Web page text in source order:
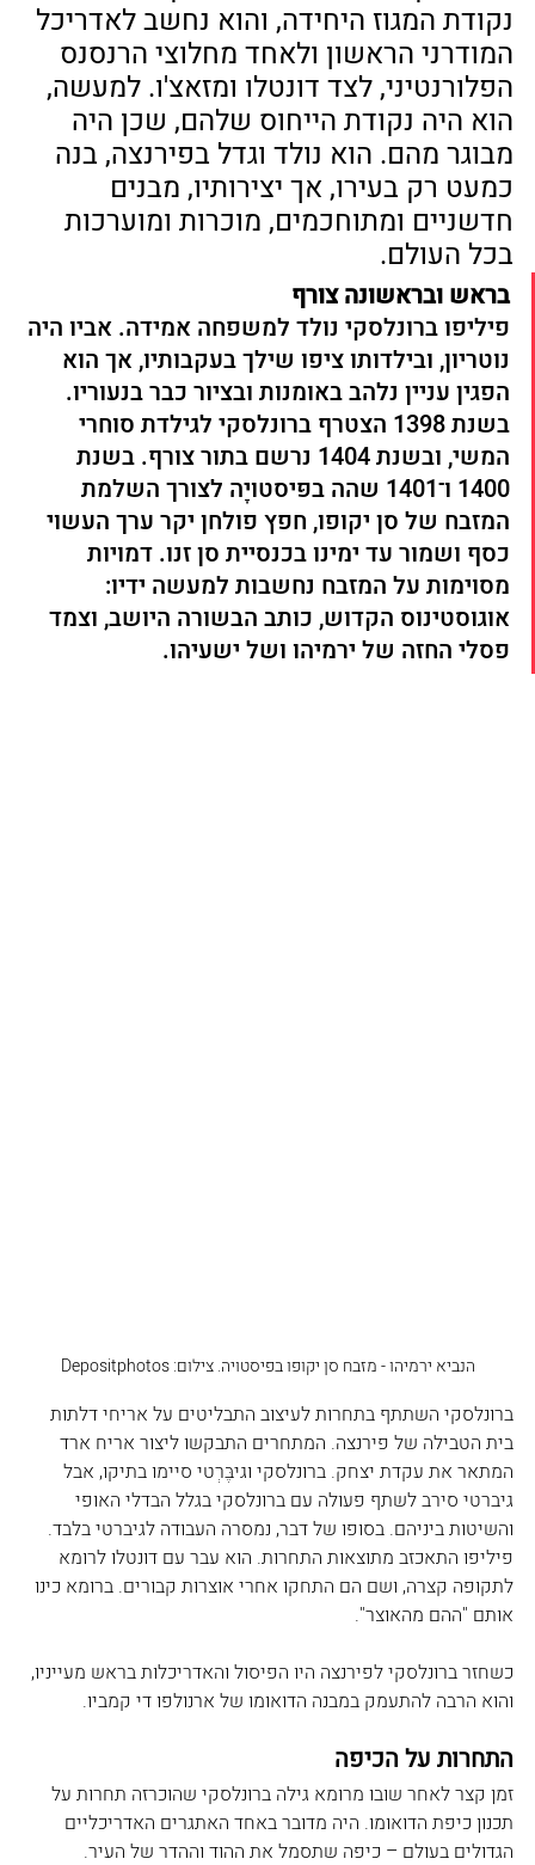
נקודת המגוז היחידה, והוא נחשב לאדריכל
המודרני הראשון ולאחד מחלוצי הרנסנס
הפלורנטיני, לצד דונטלו ומזאצ'ו. למעשה,
הוא היה נקודת הייחוס שלהם, שכן היה
מבוגר מהם. הוא נולד וגדל בפירנצה, בנה
כמעט רק בעירו, אך יצירותיו, מבנים
חדשניים ומתוחכמים, מוכרות ומוערכות
בכל העולם.
בראש ובראשונה צורף
פיליפו ברונלסקי נולד למשפחה אמידה. אביו היה
נוטריון, ובילדותו ציפו שילך בעקבותיו, אך הוא
הפגין עניין נלהב באומנות ובציור כבר בנעוריו.
בשנת 1398 הצטרף ברונלסקי לגילדת סוחרי
המשי, ובשנת 1404 נרשם בתור צורף. בשנת
1400 ו־1401 שהה בפּיסטויָה לצורך השלמת
המזבח של סן יקופו, חפץ פולחן יקר ערך העשוי
כסף ושמור עד ימינו בכנסיית סן זנו. דמויות
מסוימות על המזבח נחשבות למעשה ידיו:
אוגוסטינוס הקדוש, כותב הבשורה היושב, וצמד
פסלי החזה של ירמיהו ושל ישעיהו.
הנביא ירמיהו - מזבח סן יקופו בפיסטויה. צילום: Depositphotos
ברונלסקי השתתף בתחרות לעיצוב התבליטים על אריחי דלתות
בית הטבילה של פירנצה. המתחרים התבקשו ליצור אריח ארד
המתאר את עקדת יצחק. ברונלסקי וגיבֶּרְטי סיימו בתיקו, אבל
גיברטי סירב לשתף פעולה עם ברונלסקי בגלל הבדלי האופי
והשיטות ביניהם. בסופו של דבר, נמסרה העבודה לגיברטי בלבד.
פיליפו התאכזב מתוצאות התחרות. הוא עבר עם דונטלו לרומא
לתקופה קצרה, ושם הם התחקו אחרי אוצרות קבורים. ברומא כינו
אותם "ההם מהאוצר".
כשחזר ברונלסקי לפירנצה היו הפיסול והאדריכלות בראש מעייניו,
והוא הרבה להתעמק במבנה הדואומו של ארנולפו די קמביו.
התחרות על הכיפה
זמן קצר לאחר שובו מרומא גילה ברונלסקי שהוכרזה תחרות על
תכנון כיפת הדואומו. היה מדובר באחד האתגרים האדריכליים
הגדולים בעולם – כיפה שתסמל את ההוד וההדר של העיר.